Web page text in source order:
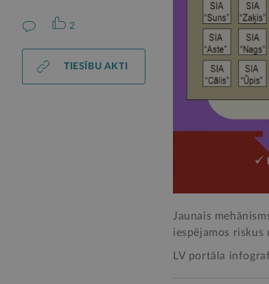
2
TIESĪBU AKTI
Jaunais
iespējamos riskus
LV portāla